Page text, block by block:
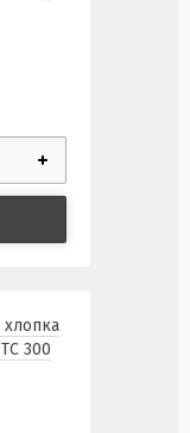
хлопка
300